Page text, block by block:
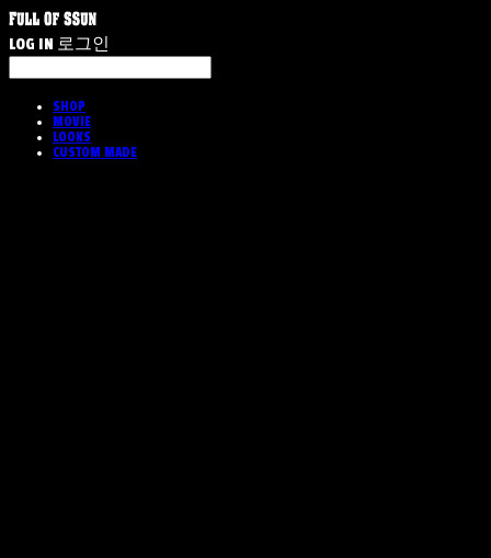
LOG IN 로그인
SHOP
MOVIE
LOOKS
CUSTOM MADE